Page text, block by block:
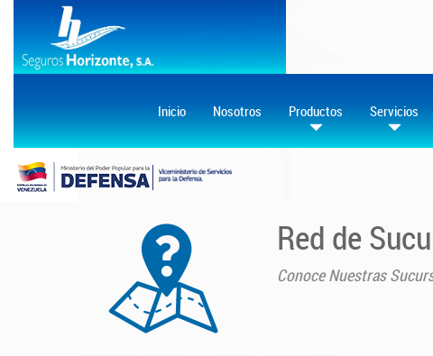
Inicio Nosotros Productos Servicios
Red de
Conoce Nuestras